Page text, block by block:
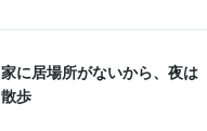
家に居場所がないから、夜は
散歩